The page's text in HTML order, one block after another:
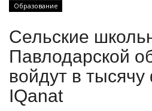
ПАВЛОДАРСКАЯ ОБЛАСТЬ
КАЗАХСТАН
Образование
Сельские
Павлодарской
войдут в
IQanat